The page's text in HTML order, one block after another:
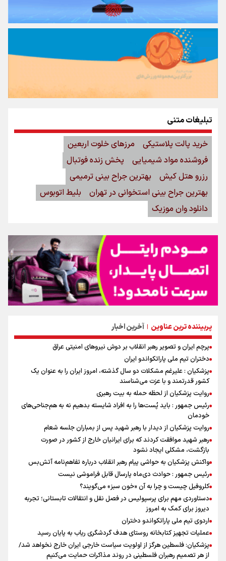
پربیننده ترین عناوین | آخرین اخبار
پرچم ایران و تصویر رهبر انقلاب بر دوش نیروهای امنیتی عراق
دختران تیم ملی پاراتکواندو ایران
پزشکیان : علیرغم مشکلات دو سال گذشته، امروز ایران را به عنوان یک
کشور قدرتمند و با عزت می‌شناسند
روایت پزشکیان از لحظه حمله به بیت رهبری
رئیس جمهور : باید پُست‌ها را به افراد شایسته بدهیم نه به هم‌جناحی‌های
خودمان
روایت پزشکیان از دیدار با رهبر شهید پس از بمباران جلسه شعام
رهبر شهید موافقت کردند که برای ایرانیان خارج از کشور در صورت
بازگشت، مشکلی ایجاد نشود
واکنش پزشکیان به حواشی پیام رهبر انقلاب درباره تفاهم‌نامه آتش‌بس
رئیس جمهور : حوادث دی‌ماه پارسال قابل فراموشی نیست
کلروفیل چیست و چرا به آن «خون سبز» می‌گویند؟
دستاوردی مهم برای پرسپولیس در فصل نقل و انتقالات تابستانی؛ تجربه
دیروز برای کمک به امروز
اردوی تیم ملی پاراتکواندو دختران
عملیات تجهیز کتابخانه روستای هدف گردشگری ریاب به پایان رسید
پزشکیان: فلسطین هرگز از اولویت سیاست خارجی ایران خارج نخواهد شد/
از هر تصمیم رهبران فلسطینی در روند مذاکرات حمایت می‌کنیم
تبلیغات متنی
خرید پالت پلاستیکی
مرزهای خلوت اربعین
فروشنده مواد شیمیایی
پخش زنده فوتبال
رزرو هتل کیش
بهترین جراح بینی ترمیمی
بهترین جراح بینی استخوانی در تهران
بلیط اتوبوس
دانلود وان موزیک